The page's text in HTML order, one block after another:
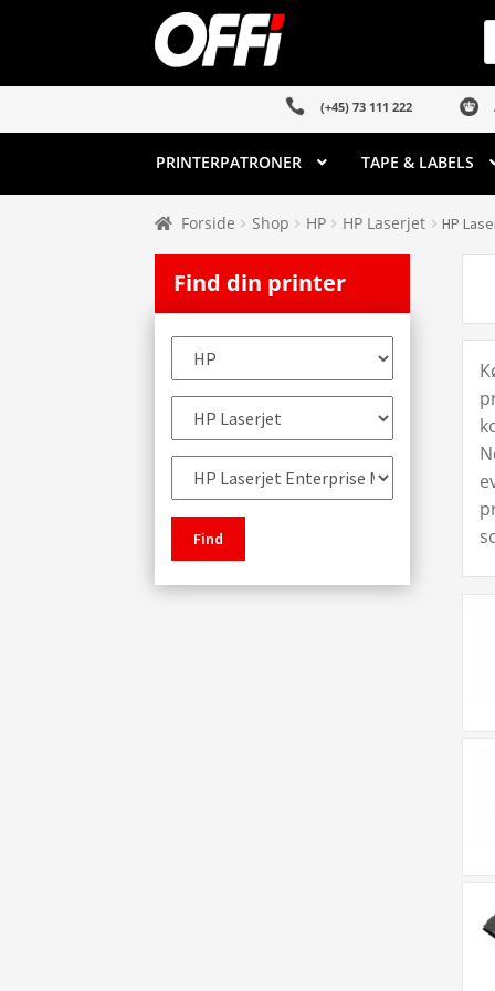
Spring
til
Spring
til
(+45) 73 111 222
PRINTERPATRONER TAPE & LABELS
Forside Shop HP HP Laserjet HP
Find din printer
Find